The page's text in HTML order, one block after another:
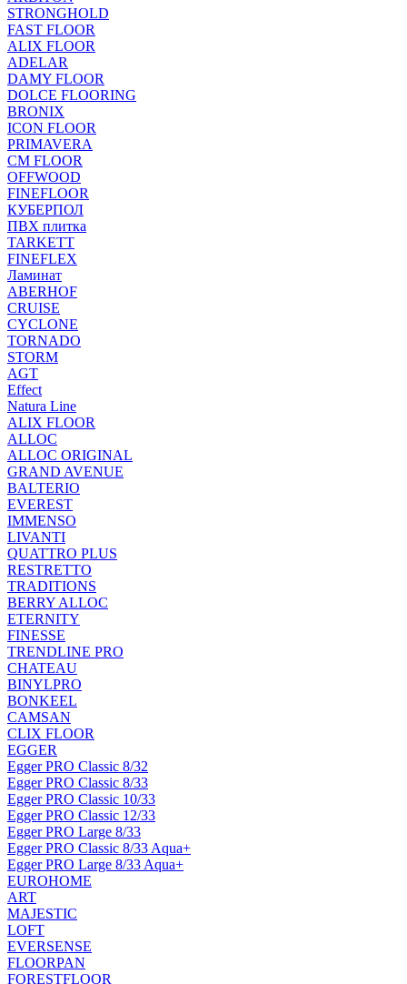
STRONGHOLD
FAST FLOOR
ALIX FLOOR
ADELAR
DAMY FLOOR
DOLCE FLOORING
BRONIX
ICON FLOOR
PRIMAVERA
CM FLOOR
OFFWOOD
FINEFLOOR
КУБЕРПОЛ
ПВХ плитка
TARKETT
FINEFLEX
Ламинат
ABERHOF
CRUISE
CYCLONE
TORNADO
STORM
AGT
Effect
Natura Line
ALIX FLOOR
ALLOC
ALLOC ORIGINAL
GRAND AVENUE
BALTERIO
EVEREST
IMMENSO
LIVANTI
QUATTRO PLUS
RESTRETTO
TRADITIONS
BERRY ALLOC
ETERNITY
FINESSE
TRENDLINE PRO
CHATEAU
BINYLPRO
BONKEEL
CAMSAN
CLIX FLOOR
EGGER
Egger PRO Classic 8/32
Egger PRO Classic 8/33
Egger PRO Classic 10/33
Egger PRO Classic 12/33
Egger PRO Large 8/33
Egger PRO Classic 8/33 Aqua+
Egger PRO Large 8/33 Aqua+
EUROHOME
ART
MAJESTIC
LOFT
EVERSENSE
FLOORPAN
FORESTFLOOR